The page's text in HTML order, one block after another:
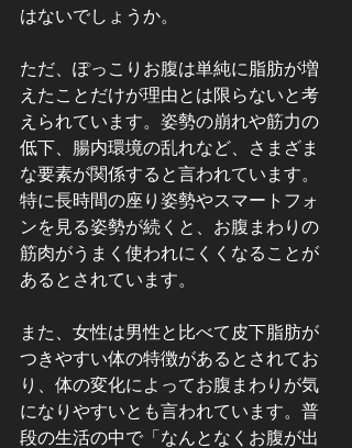
はないでしょうか。
ただ、ぽっこりお腹は単純に脂肪が増
えたことだけが理由とは限らないと考
えられています。姿勢の崩れや筋力の
低下、腸内環境の乱れなど、さまざま
な要素が関係すると言われています。
特に長時間の座り姿勢やスマートフォ
ンを見る姿勢が続くと、お腹まわりの
筋肉がうまく使われにくくなることが
あるとされています。
また、女性は男性と比べて皮下脂肪が
つきやすい体の特徴があるとされてお
り、体の変化によってお腹まわりが気
になりやすいとも言われています。普
段の生活の中で「なんとなくお腹が出